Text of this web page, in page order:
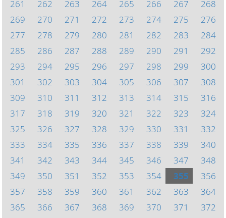
261
262 263 264 265 266 267
268
269
270 271 272 273 274 275
276
277
278 279 280 281 282 283
284
285
286 287 288 289 290 291
292
293
294 295 296 297 298 299
300
301
302 303 304 305 306 307
308
309
310 311 312 313 314 315
316
317
318 319 320 321 322 323
324
325
326 327 328 329 330 331
332
333
334 335 336 337 338 339
340
341
342 343 344 345 346 347
348
349
350 351 352 353 354 355
356
357
358 359 360 361 362 363
364
365
366 367 368 369 370 371
372